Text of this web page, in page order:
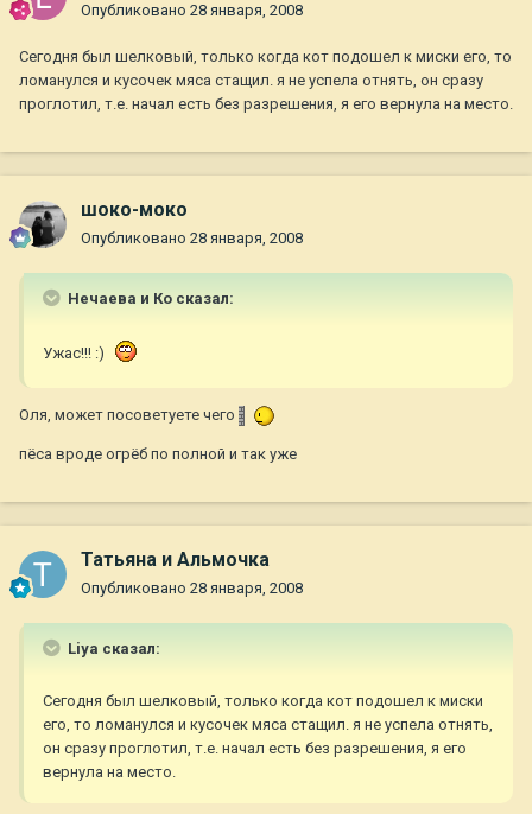
Опубликовано 28 января, 2008
Сегодня был шелковый, только когда кот подошел к миски его, то
ломанулся и кусочек мяса стащил. я не успела отнять, он сразу
проглотил, т.е. начал есть без разрешения, я его вернула на место.
шоко-моко
Опубликовано 28 января, 2008
Нечаева и Ко сказал:
Ужас!!! :)
Оля, может посоветуете чего
пёса вроде огрёб по полной и так уже
Татьяна и Альмочка
Опубликовано 28 января, 2008
Liya сказал:
Сегодня был шелковый, только когда кот подошел к миски
его, то ломанулся и кусочек мяса стащил. я не успела отнять,
он сразу проглотил, т.е. начал есть без разрешения, я его
вернула на место.